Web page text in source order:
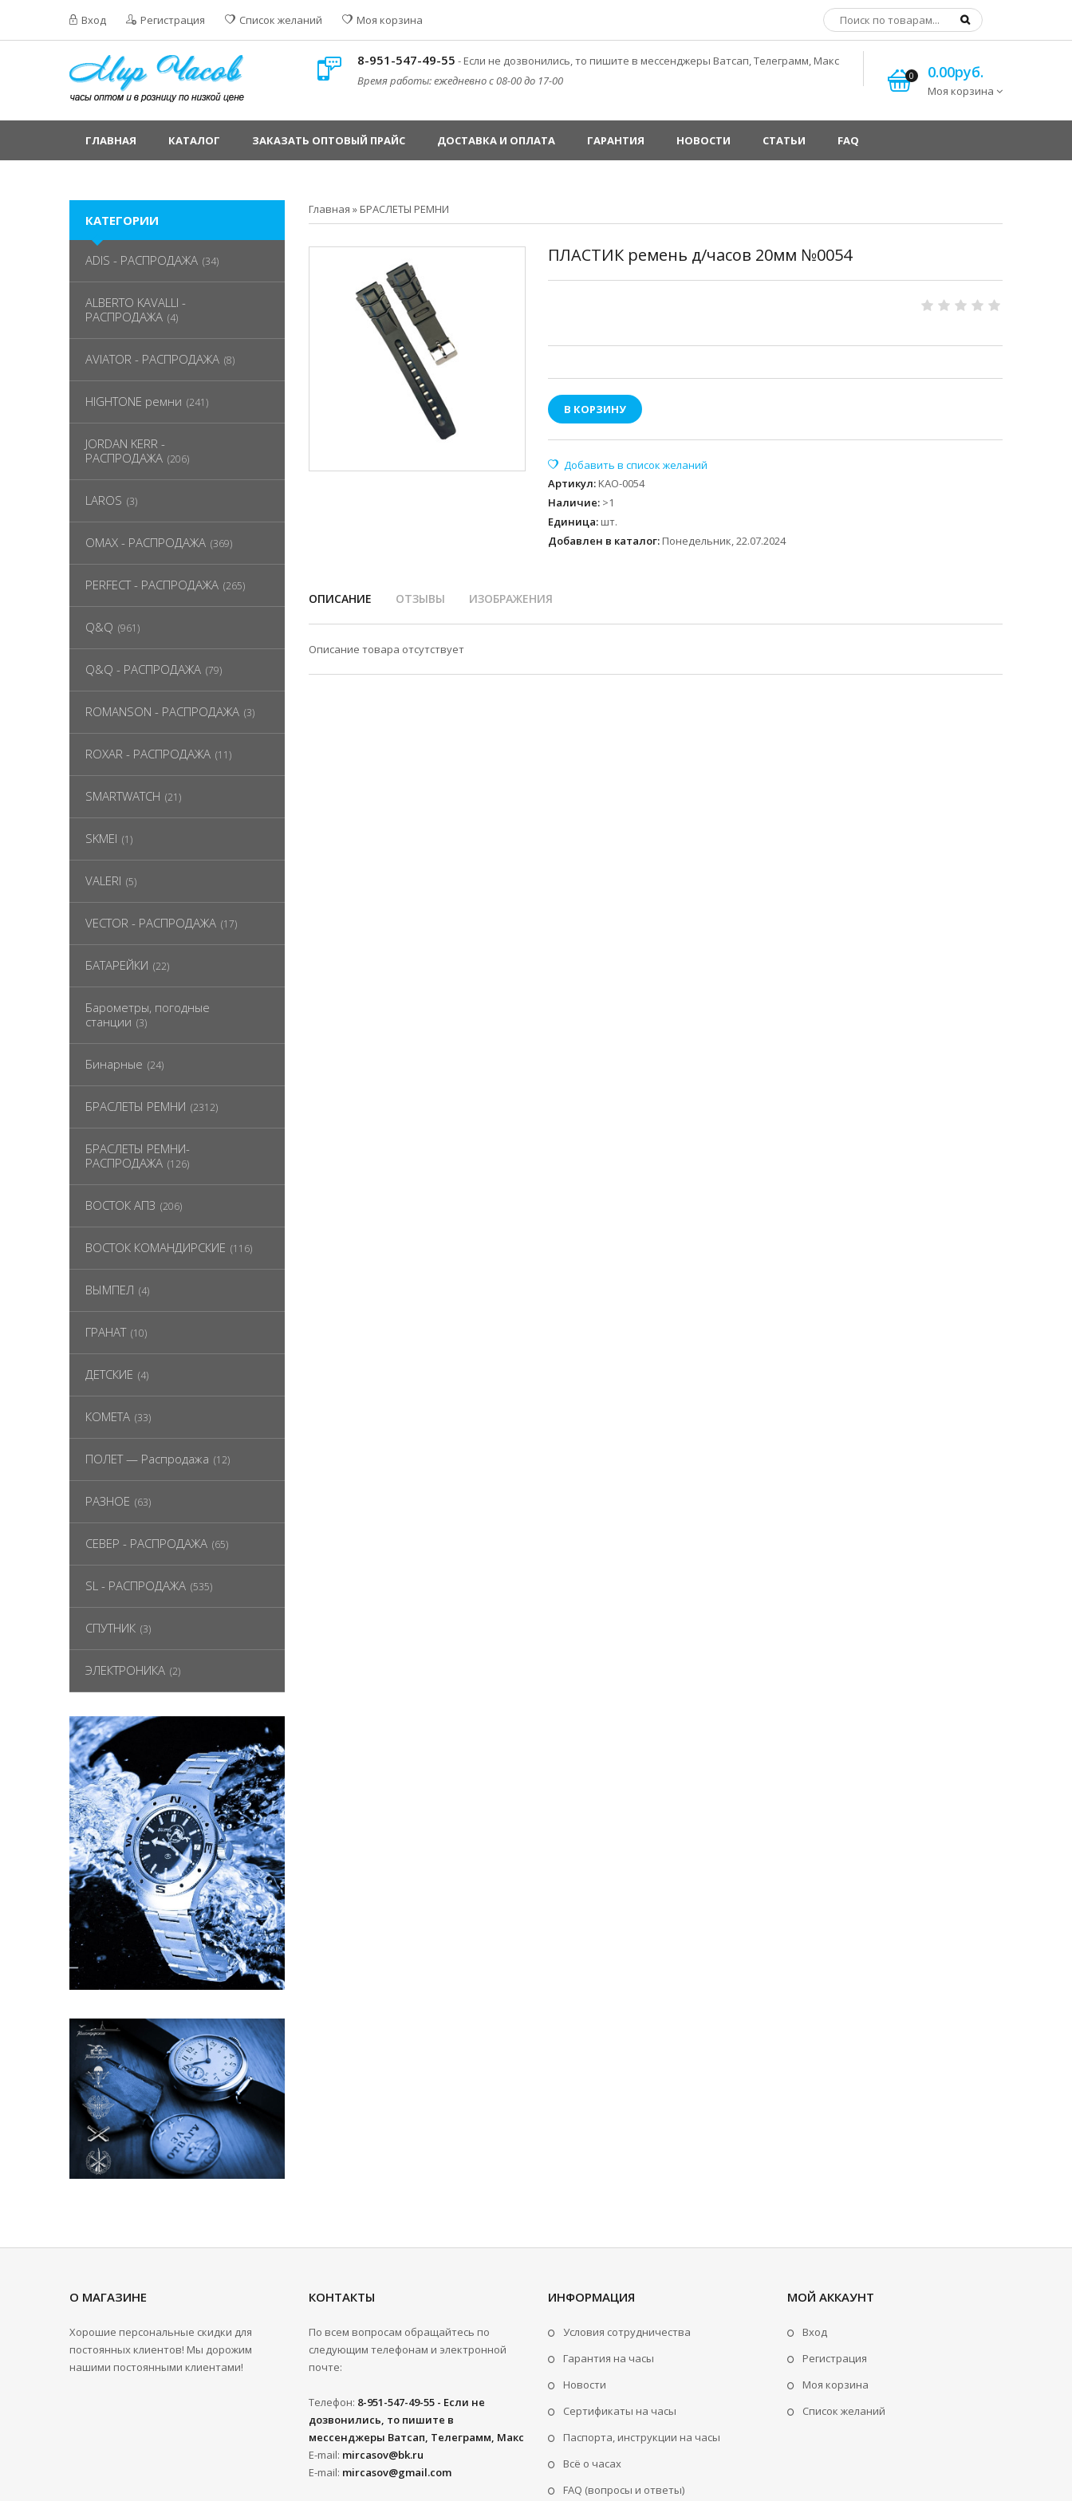
Вход Регистрация Список желаний Моя корзина
8-951-547-49-55 - Если не дозвонились, то пишите в мессенджеры Ватсап, Телеграмм, Макс
Время работы: ежедневно с 08-00 до 17-00
0 0.00руб.
Моя корзина
ГЛАВНАЯ КАТАЛОГ ЗАКАЗАТЬ ОПТОВЫЙ ПРАЙС ДОСТАВКА И ОПЛАТА ГАРАНТИЯ НОВОСТИ СТАТЬИ FAQ
Главная » БРАСЛЕТЫ РЕМНИ
ПЛАСТИК ремень д/часов 20мм №0054
В КОРЗИНУ
Артикул: KAO-0054
Наличие: >1
Единица: шт.
Добавлен в каталог: Понедельник, 22.07.2024
ОПИСАНИЕ ОТЗЫВЫ ИЗОБРАЖЕНИЯ
Описание товара отсутствует
КАТЕГОРИИ
ADIS - РАСПРОДАЖА (34)
ALBERTO KAVALLI -
РАСПРОДАЖА (4)
AVIATOR - РАСПРОДАЖА (8)
HIGHTONE ремни (241)
JORDAN KERR -
РАСПРОДАЖА (206)
LAROS (3)
OMAX - РАСПРОДАЖА (369)
PERFECT - РАСПРОДАЖА (265)
Q&Q (961)
Q&Q - РАСПРОДАЖА (79)
ROMANSON - РАСПРОДАЖА (3)
ROXAR - РАСПРОДАЖА (11)
SMARTWATCH (21)
SKMEI (1)
VALERI (5)
VECTOR - РАСПРОДАЖА (17)
БАТАРЕЙКИ (22)
Барометры, погодные
станции (3)
Бинарные (24)
БРАСЛЕТЫ РЕМНИ (2312)
БРАСЛЕТЫ РЕМНИ-
РАСПРОДАЖА (126)
ВОСТОК АПЗ (206)
ВОСТОК КОМАНДИРСКИЕ (116)
ВЫМПЕЛ (4)
ГРАНАТ (10)
ДЕТСКИЕ (4)
КОМЕТА (33)
ПОЛЕТ — Распродажа (12)
РАЗНОЕ (63)
СЕВЕР - РАСПРОДАЖА (65)
SL - РАСПРОДАЖА (535)
СПУТНИК (3)
ЭЛЕКТРОНИКА (2)
О МАГАЗИНЕ
Хорошие персональные скидки для
постоянных клиентов! Мы дорожим
нашими постоянными клиентами!
КОНТАКТЫ
По всем вопросам обращайтесь по
следующим телефонам и электронной
почте:
Телефон: 8-951-547-49-55 - Если не
дозвонились, то пишите в
мессенджеры Ватсап, Телеграмм, Макс
E-mail: mircasov@bk.ru
E-mail: mircasov@gmail.com
ИНФОРМАЦИЯ
Условия сотрудничества
Гарантия на часы
Новости
Сертификаты на часы
Паспорта, инструкции на часы
Всё о часах
FAQ (вопросы и ответы)
МОЙ АККАУНТ
Вход
Регистрация
Моя корзина
Cписок желаний